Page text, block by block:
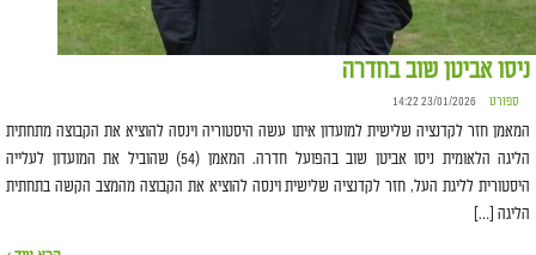
ניסו אביטן שוב בחדרה
ספורט 23/01/2026 14:22
המאמן חזר לקדנציה שלישית למועדון איתו עשה היסטוריה וינסה להוציא את הקבוצה מתחתית
הליגה הלאומית ניסו אביטן שוב בהפועל חדרה. המאמן (54) שהוביל את המועדון לעלייה
היסטורית לליגת העל, חזר לקדנציה שלישית וינסה להוציא את הקבוצה מהמצב הקשה בתחתית
הליגה […]